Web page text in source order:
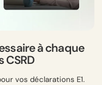
à chaque
vos déclarations E1.